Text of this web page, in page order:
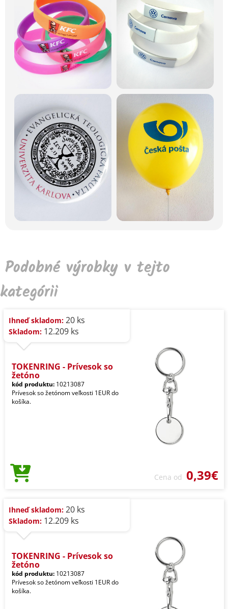
Podobné výrobky v tejto
kategórii
Ihneď skladom: 20 ks
Skladom: 12.209 ks
TOKENRING - Prívesok so
žetóno
kód produktu: 10213087
Prívesok so žetónom veľkosti 1EUR do
košíka.
Cena od 0,39€
Ihneď skladom: 20 ks
Skladom: 12.209 ks
TOKENRING - Prívesok so
žetóno
kód produktu: 10213087
Prívesok so žetónom veľkosti 1EUR do
košíka.